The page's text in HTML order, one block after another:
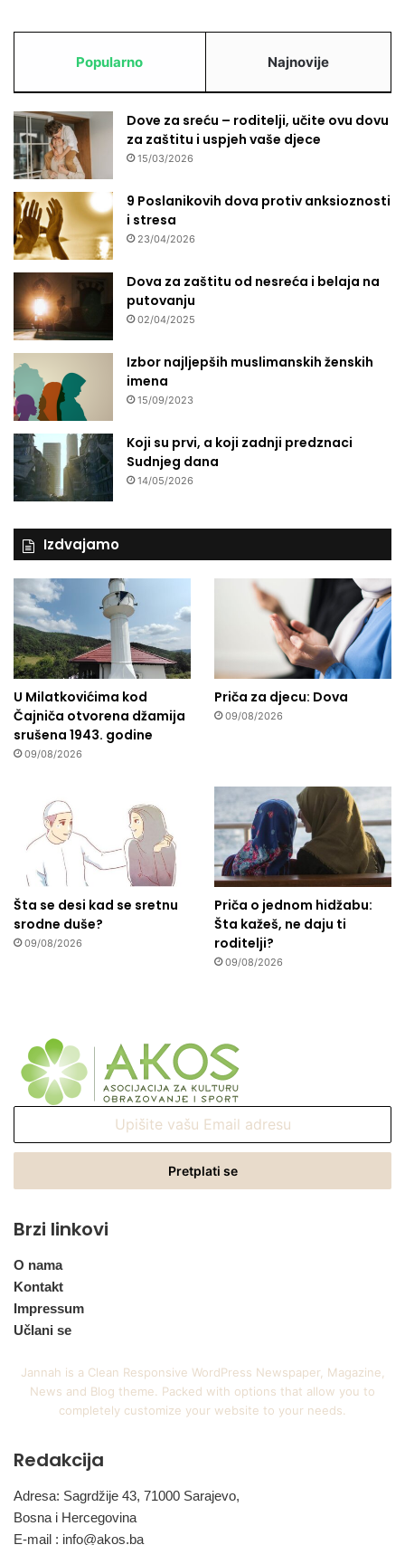
Popularno Najnovije
Dove za sreću – roditelji, učite ovu dovu
za zaštitu i uspjeh vaše djece
15/03/2026
9 Poslanikovih dova protiv anksioznosti
i stresa
23/04/2026
Dova za zaštitu od nesreća i belaja na
putovanju
02/04/2025
Izbor najljepših muslimanskih ženskih
imena
15/09/2023
Koji su prvi, a koji zadnji predznaci
Sudnjeg dana
14/05/2026
Izdvajamo
U Milatkovićima kod
Čajniča otvorena džamija
srušena 1943. godine
09/08/2026
Priča za djecu: Dova
09/08/2026
Šta se desi kad se sretnu
srodne duše?
09/08/2026
Priča o jednom hidžabu:
Šta kažeš, ne daju ti
roditelji?
09/08/2026
Email
Brzi linkovi
O nama
Kontakt
Impressum
Učlani se
Jannah is a Clean Responsive WordPress Newspaper, Magazine,
News and Blog theme. Packed with options that allow you to
completely customize your website to your needs.
Redakcija
Adresa: Sagrdžije 43, 71000 Sarajevo,
Bosna i Hercegovina
E-mail : info@akos.ba